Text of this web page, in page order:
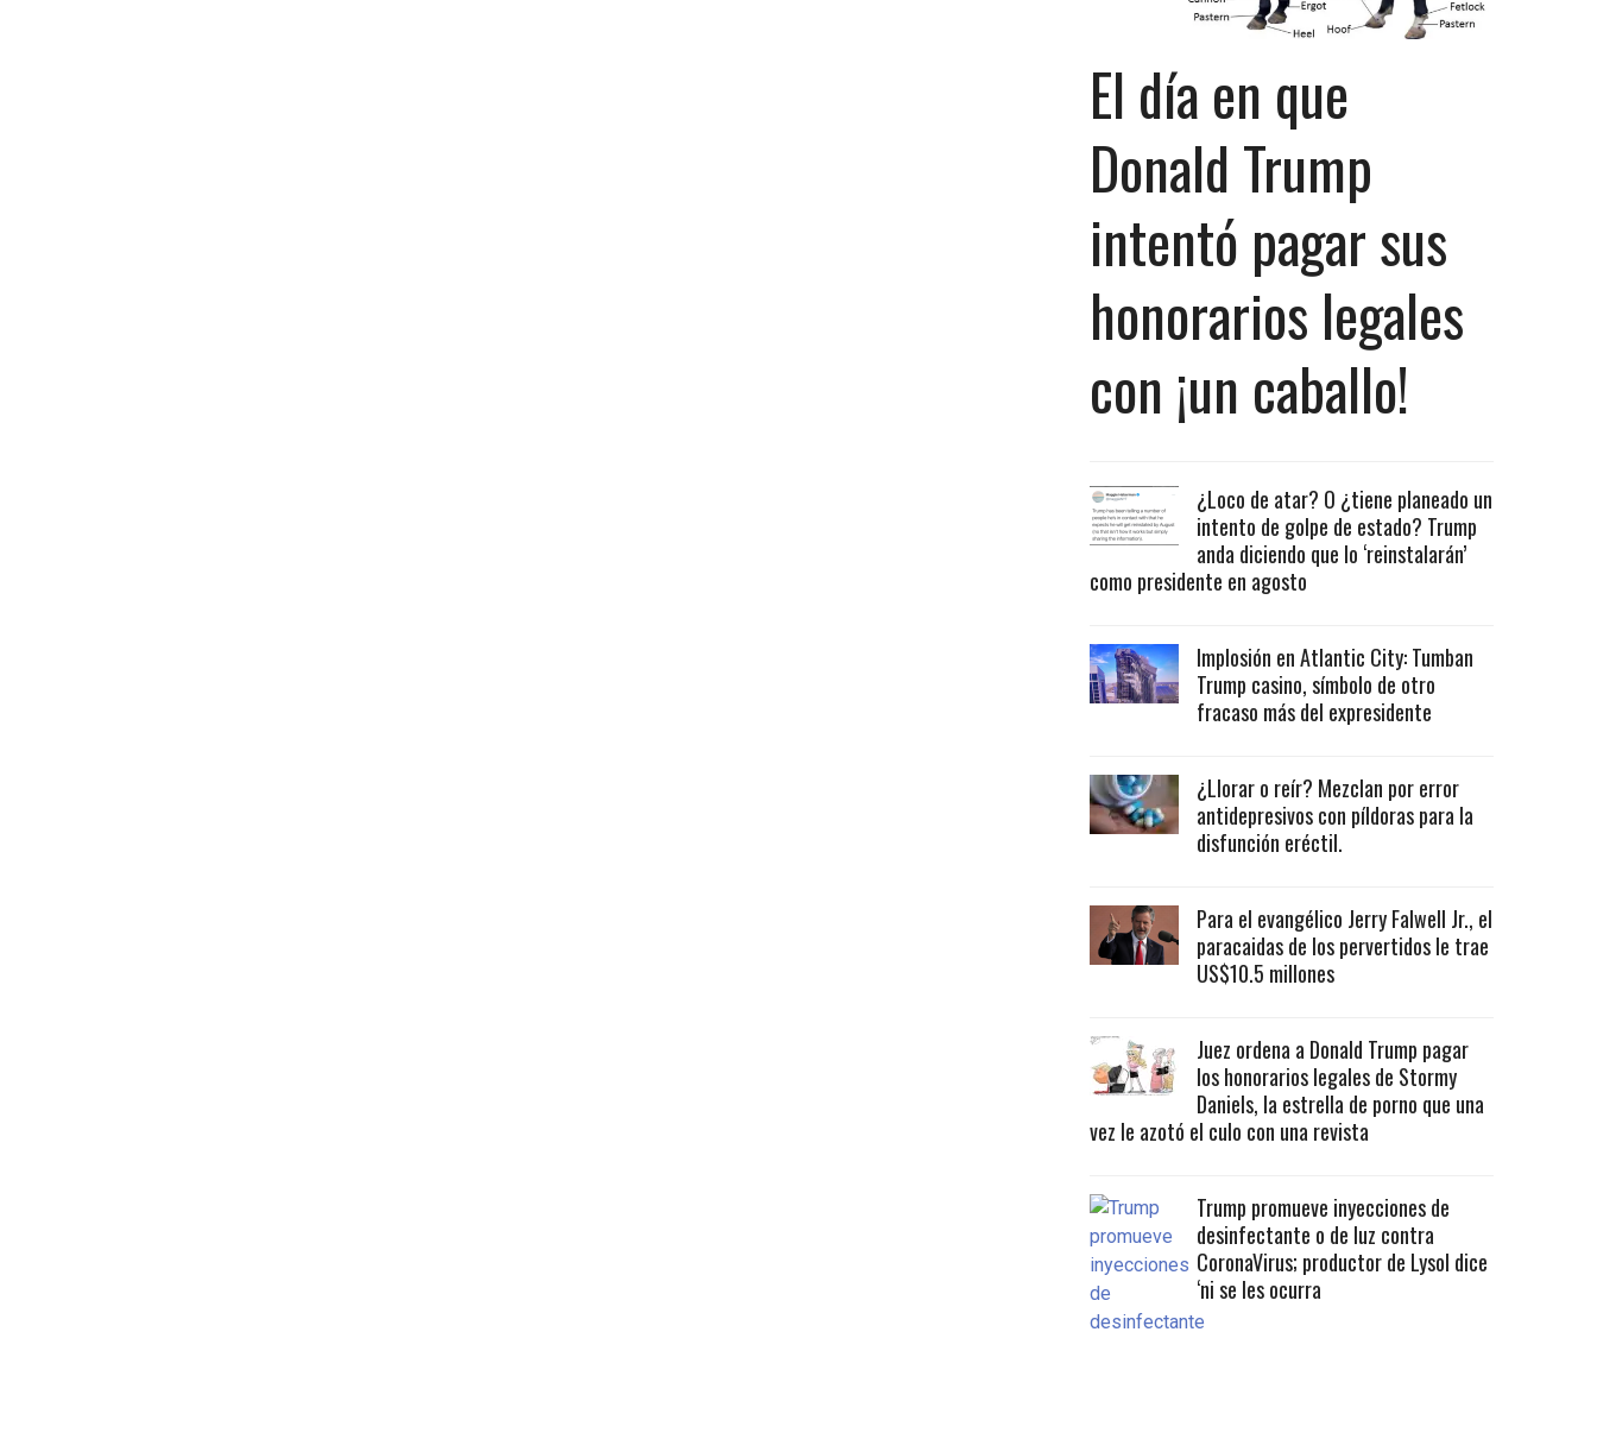
El día en que
Donald Trump
intentó pagar sus
honorarios legales
con ¡un caballo!
¿Loco de atar? O ¿tiene planeado un
intento de golpe de estado? Trump
anda diciendo que lo ‘reinstalarán’
como presidente en agosto
Implosión en Atlantic City: Tumban
Trump casino, símbolo de otro
fracaso más del expresidente
¿Llorar o reír? Mezclan por error
antidepresivos con píldoras para la
disfunción eréctil.
Para el evangélico Jerry Falwell Jr., el
paracaidas de los pervertidos le trae
US$10.5 millones
Juez ordena a Donald Trump pagar
los honorarios legales de Stormy
Daniels, la estrella de porno que una
vez le azotó el culo con una revista
Trump promueve inyecciones de
desinfectante o de luz contra
CoronaVirus; productor de Lysol dice
‘ni se les ocurra